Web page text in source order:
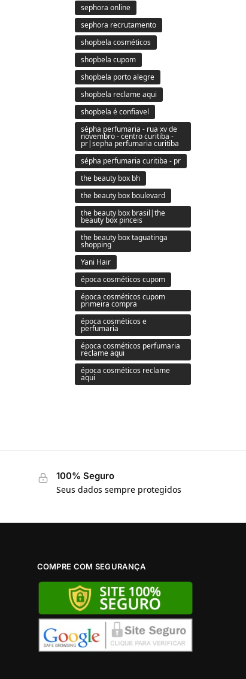
sephora online
sephora recrutamento
shopbela cosméticos
shopbela cupom
shopbela porto alegre
shopbela reclame aqui
shopbela é confiavel
sépha perfumaria - rua xv de
novembro - centro curitiba -
pr|sepha perfumaria curitiba
sépha perfumaria curitiba - pr
the beauty box bh
the beauty box boulevard
the beauty box brasil|the
beauty box pinceis
the beauty box taguatinga
shopping
Yani Hair
época cosméticos cupom
época cosméticos cupom
primeira compra
época cosméticos e
perfumaria
época cosméticos perfumaria
reclame aqui
época cosméticos reclame
aqui
100% Seguro
Seus dados sempre protegidos
COMPRE COM SEGURANÇA